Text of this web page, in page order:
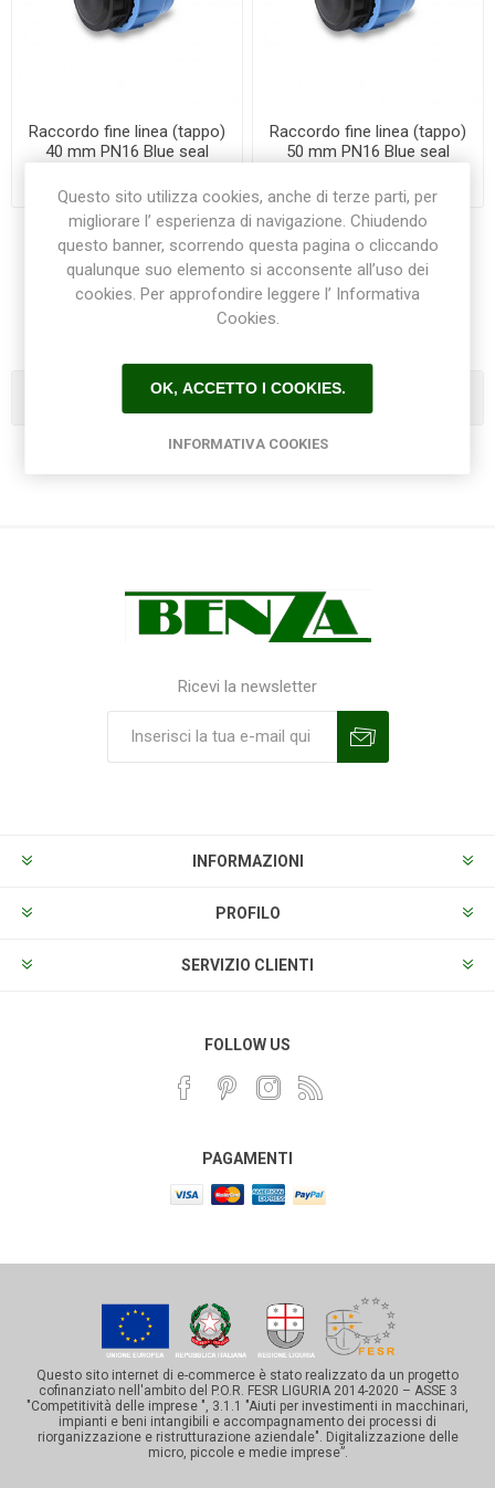
Raccordo fine linea (tappo)
40 mm PN16 Blue seal
€8,10
Raccordo fine linea (tappo)
50 mm PN16 Blue seal
1 2
Ricevi la newsletter
INFORMAZIONI
PROFILO
SERVIZIO CLIENTI
FOLLOW US
PAGAMENTI
Questo sito internet di e-commerce è stato realizzato da un progetto
cofinanziato nell'ambito del P.O.R. FESR LIGURIA 2014-2020 – ASSE 3
"Competitività delle imprese ", 3.1.1 "Aiuti per investimenti in macchinari,
impianti e beni intangibili e accompagnamento dei processi di
riorganizzazione e ristrutturazione aziendale". Digitalizzazione delle
micro, piccole e medie imprese”.
Questo sito utilizza cookies, anche di terze parti, per
migliorare l’ esperienza di navigazione. Chiudendo
questo banner, scorrendo questa pagina o cliccando
qualunque suo elemento si acconsente all’uso dei
cookies. Per approfondire leggere l’ Informativa
Cookies.
OK, ACCETTO I COOKIES.
INFORMATIVA COOKIES